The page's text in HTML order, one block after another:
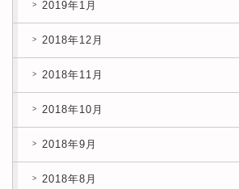
2019年1月
2018年12月
2018年11月
2018年10月
2018年9月
2018年8月